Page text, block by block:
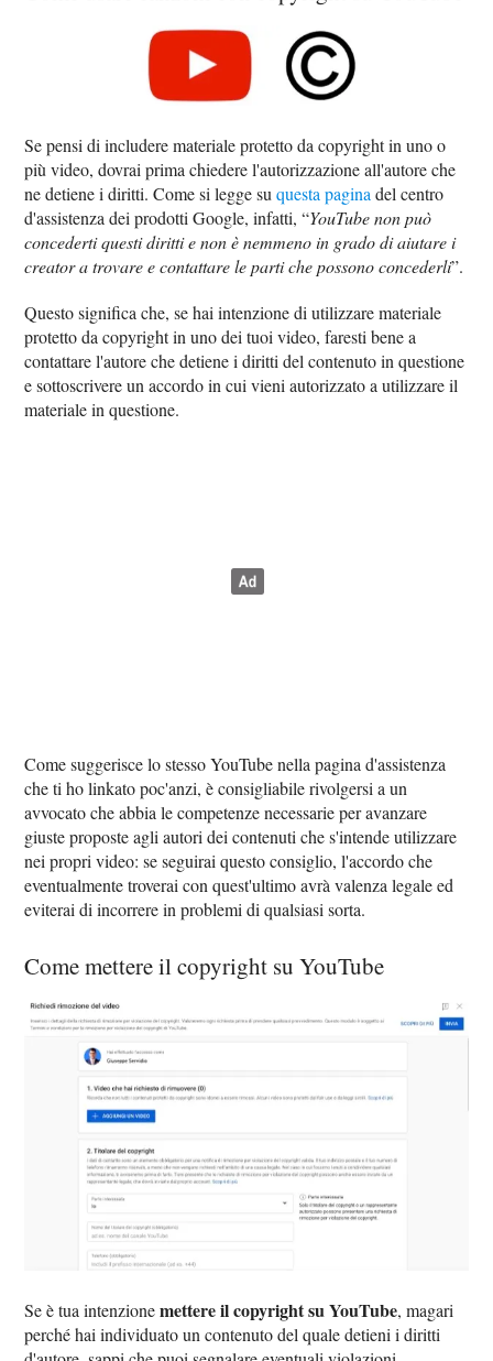
Se pensi di includere materiale protetto da copyright in uno o
più video, dovrai prima chiedere l'autorizzazione all'autore che
ne detiene i diritti. Come si legge suquesta pagina del centro
d'assistenza dei prodotti Google, infatti, “YouTube non può
concederti questi diritti e non è nemmeno in grado di aiutare i
creator a trovare e contattare le parti che possono concederli”.
Questo significa che, se hai intenzione di utilizzare materiale
protetto da copyright in uno dei tuoi video, faresti bene a
contattare l'autore che detiene i diritti del contenuto in questione
e sottoscrivere un accordo in cui vieni autorizzato a utilizzare il
materiale in questione.
Come suggerisce lo stesso YouTube nella pagina d'assistenza
che ti ho linkato poc'anzi, è consigliabile rivolgersi a un
avvocato che abbia le competenze necessarie per avanzare
giuste proposte agli autori dei contenuti che s'intende utilizzare
nei propri video: se seguirai questo consiglio, l'accordo che
eventualmente troverai con quest'ultimo avrà valenza legale ed
eviterai di incorrere in problemi di qualsiasi sorta.
Come mettere il copyright su YouTube
Se è tua intenzionemettere il copyright su YouTube, magari
perché hai individuato un contenuto del quale detieni i diritti